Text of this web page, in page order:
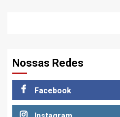
Nossas Redes
Facebook